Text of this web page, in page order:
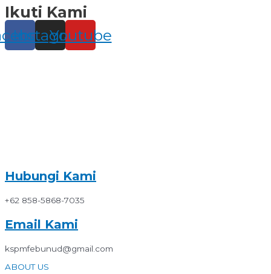
Skip
to
content
Ikuti Kami
Instagram
Youtube
Hubungi Kami
+62 858-5868-7035
Email Kami
kspmfebunud@gmail.com
ABOUT US